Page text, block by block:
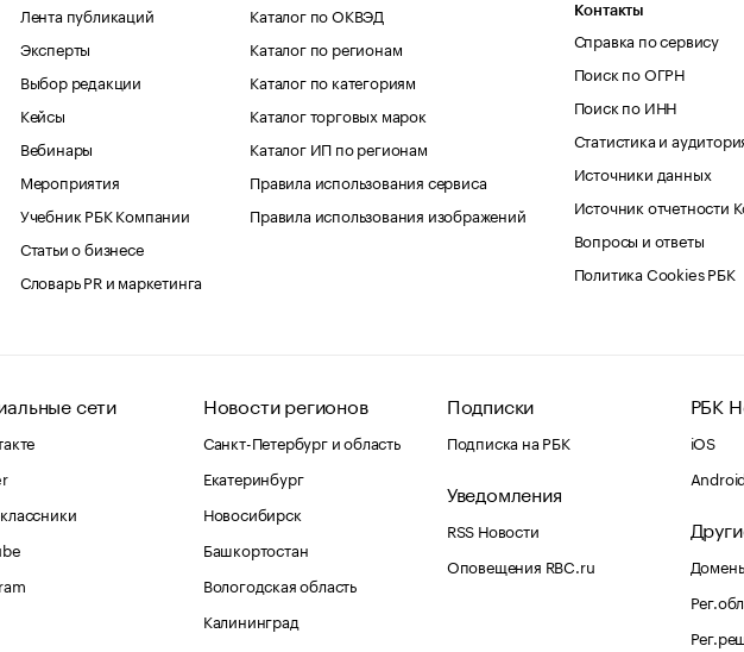
Лента публикаций
Эксперты
Выбор редакции
Кейсы
Вебинары
Мероприятия
Учебник РБК Компании
Статьи о бизнесе
Словарь PR и маркетинга
Каталог по ОКВЭД
Каталог по регионам
Каталог по категориям
Каталог торговых марок
Каталог ИП по регионам
Правила использования сервиса
Правила использования изображений
Контакты
Справка по сервису
Поиск по ОГРН
Поиск по ИНН
Статистика и
Источники данных
Источник отчетности
Вопросы и ответы
Политика Cookies РБК
сети Новости регионов
Санкт-Петербург и область
Екатеринбург
Новосибирск
Башкортостан
Вологодская область
Калининград
Подписки
Подписка на РБК
Уведомления
RSS Новости
Оповещения RBC.ru
РБК
iOS